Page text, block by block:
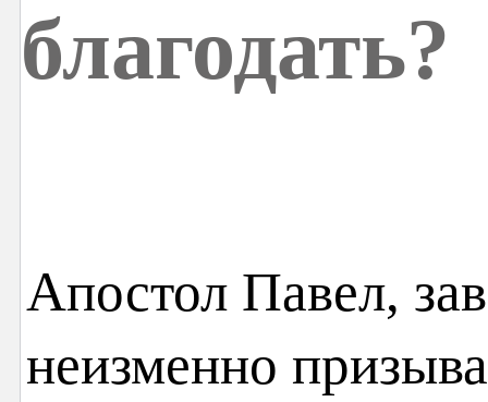
благодать?
Апостол Павел,
неизменно